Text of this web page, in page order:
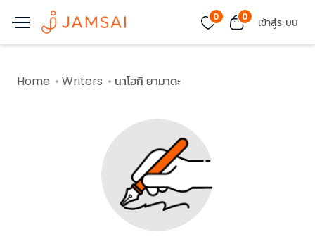
0 0 เข้าสู่ระบบ
Home Writers นาโอกิ ยามาดะ